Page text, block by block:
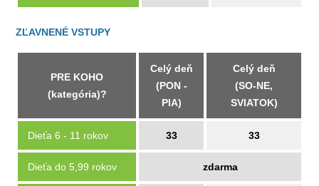
ZĽAVNENÉ VSTUPY
PRE KOHO
(kategória)?
Celý deň
(PON -
PIA)
Celý deň
(SO-NE,
SVIATOK)
Dieťa 6 - 11 rokov 33 33
Dieťa do 5,99 rokov zdarma